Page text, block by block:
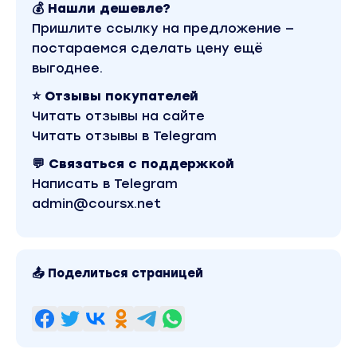
Урок 12
Продвижение
Подбор портфолио. Выбор проходящих изданий.
с коммерческими клиентами.
Вы находитесь на странице товара «Photocollege
course. Тариф Лайт». Это версия материала в
водяных знаков. Скриншоты содержимого,
можно посмотреть выше. Материал относится к
стоимость курса у автора составляет 14990
материал доступен за 140 рублей. Обучающий
«Видео и фото». Другие материалы автора
найти через поиск по сайту.
💰 Нашли дешевле?
Пришлите ссылку на предложение —
постараемся сделать цену ещё
выгоднее.
⭐ Отзывы покупателей
Читать отзывы на сайте
Читать отзывы в Telegram
💬 Связаться с поддержкой
Написать в Telegram
admin@coursx.net
📤 Поделиться страницей